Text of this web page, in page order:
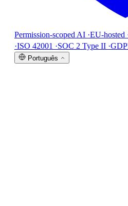
Permission-scoped AI ·EU-hosted
·ISO 42001 ·SOC 2 Type II ·
Português